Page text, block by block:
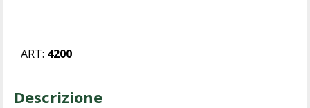
ART: 4200
Descrizione